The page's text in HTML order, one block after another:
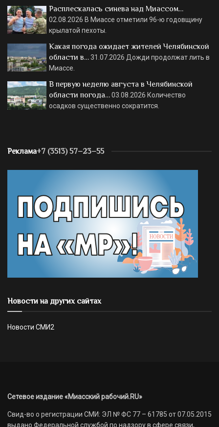
Расплескалась синева над Миассом…
02.08.2026 В Миассе отметили 96-ю годовщину
крылатой пехоты.
Какая погода ожидает жителей Челябинской
области в…31.07.2026 Дожди продолжат лить в
Миассе.
В первую неделю августа в Челябинской
области погода…03.08.2026 Количество
осадков существенно сократится.
Реклама+7 (3513) 57–23–55
Новости на других сайтах
Новости СМИ2
Сетевое издание «Миасский рабочий.RU»
Свид-во о регистрации СМИ: ЭЛ № ФС 77 – 61785 от 07.05.2015
выдано Федеральной службой по надзору в сфере связи,